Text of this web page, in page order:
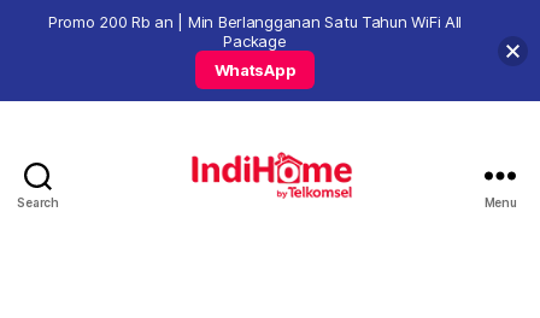
Search Menu
Promo 200 Rb an | Min Berlangganan Satu Tahun WiFi All
Package
WhatsApp